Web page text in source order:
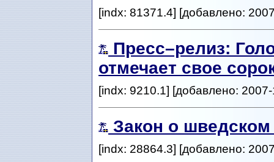
[indx: 81371.4] [добавлено:
Пресс–релиз:
отмечает свое
[indx: 9210.1] [добавлено:
Закон о шведском
[indx: 28864.3] [добавлено: